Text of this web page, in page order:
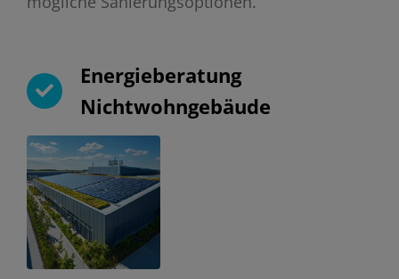
Energieberatung
Nichtwohngebäude